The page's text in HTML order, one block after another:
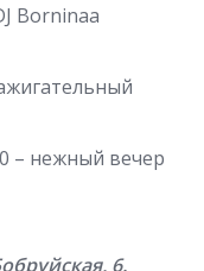
Borninaa
– нежный вечер
6.